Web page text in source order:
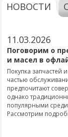
НОВОСТИ
11.03.2026
Поговорим о
и масел в
Покупка запчастей
частью
предпочитают
однако
популярными
Рассмотрим